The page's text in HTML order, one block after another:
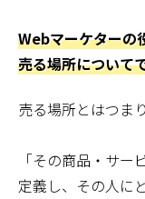
Webマーケターの
売る場所について
売る場所とはつま
「その商品・サ
定義し、その人に